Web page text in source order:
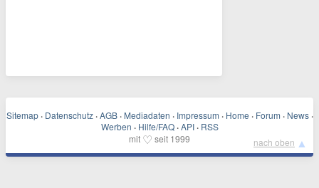
Sitemap · Datenschutz · AGB · Mediadaten · Impressum · Home · Forum · News ·
Werben · Hilfe/FAQ · API · RSS
mit ♡ seit 1999 nach oben ▲